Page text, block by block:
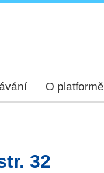
O platformě
32